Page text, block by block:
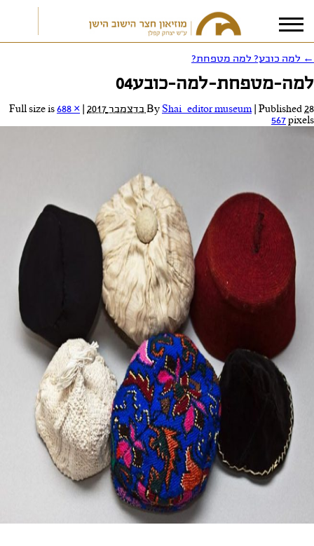
אני מאשר/ת אתתנאי הפרטיות
← למה כובע? למה מטפחת?
למה-מטפחת-למה-כובע04
By Shai_editor museum Published28 בדצמבר 2017
688 ×
567pixels